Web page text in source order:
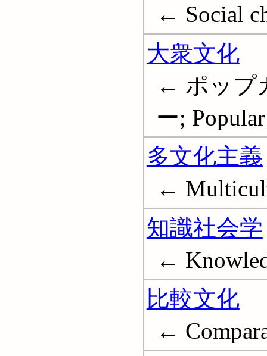
← Social
大衆文化
← ポップ
ー;
多文化主義
←
知識社会学
←
比較文化
←